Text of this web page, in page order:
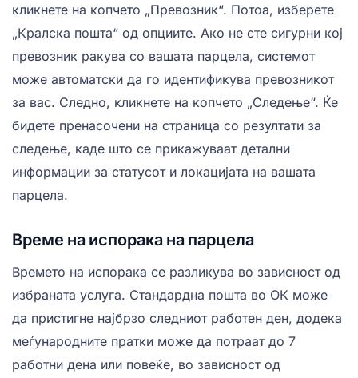
кликнете на копчето „Превозник“. Потоа, изберете
„Кралска пошта“ од опциите. Ако не сте сигурни кој
превозник ракува со вашата парцела, системот
може автоматски да го идентификува превозникот
за вас. Следно, кликнете на копчето „Следење“. Ќе
бидете пренасочени на страница со резултати за
следење, каде што се прикажуваат детални
информации за статусот и локацијата на вашата
парцела.
Време на испорака на парцела
Времето на испорака се разликува во зависност од
избраната услуга. Стандардна пошта во ОК може
да пристигне најбрзо следниот работен ден, додека
меѓународните пратки може да потраат до 7
работни дена или повеќе, во зависност од